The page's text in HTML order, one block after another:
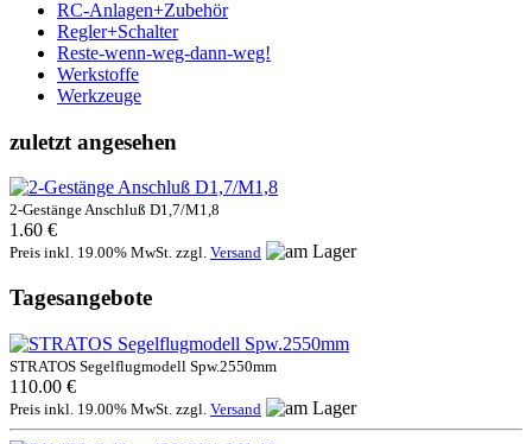
RC-Anlagen+Zubehör
Regler+Schalter
Reste-wenn-weg-dann-weg!
Werkstoffe
Werkzeuge
zuletzt angesehen
2-Gestänge Anschluß D1,7/M1,8
1.60 €
Preis inkl. 19.00% MwSt. zzgl. Versand
Tagesangebote
STRATOS Segelflugmodell Spw.2550mm
110.00 €
Preis inkl. 19.00% MwSt. zzgl. Versand